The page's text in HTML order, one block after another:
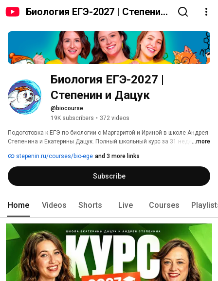
Биология ЕГЭ-2027 | Степенин
Биология ЕГЭ-2027 |
Степенин и Дацук
@biocourse
19K subscribers • 372 videos
Подоготовка к ЕГЭ по биологии с Маргаритой и Ириной в школе Андрея
Степенина и Екатерины Дацук. Полный школьный курс за 31 неделю!
...more
stepenin.ru/courses/bio-ege and 3 more links
Subscribe
Home Videos Shorts Live Courses